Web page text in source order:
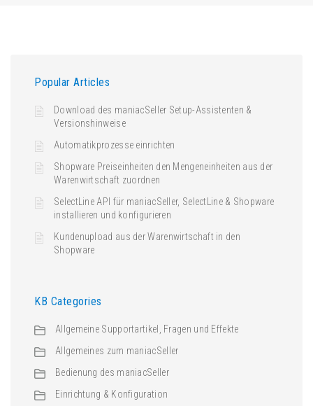
Popular Articles
Download des maniacSeller Setup-Assistenten &
Versionshinweise
Automatikprozesse einrichten
Shopware Preiseinheiten den Mengeneinheiten aus der
Warenwirtschaft zuordnen
SelectLine API für maniacSeller, SelectLine & Shopware
installieren und konfigurieren
Kundenupload aus der Warenwirtschaft in den
Shopware
KB Categories
Allgemeine Supportartikel, Fragen und Effekte
Allgemeines zum maniacSeller
Bedienung des maniacSeller
Einrichtung & Konfiguration